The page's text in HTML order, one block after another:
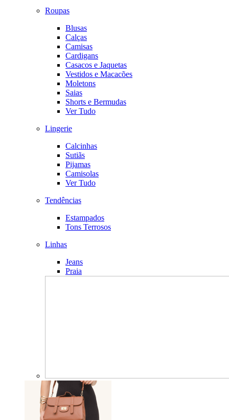
Roupas
Blusas
Calças
Camisas
Cardigans
Casacos e Jaquetas
Vestidos e Macacões
Moletons
Saias
Shorts e Bermudas
Ver Tudo
Lingerie
Calcinhas
Sutiãs
Pijamas
Camisolas
Ver Tudo
Tendências
Estampados
Tons Terrosos
Linhas
Jeans
Praia